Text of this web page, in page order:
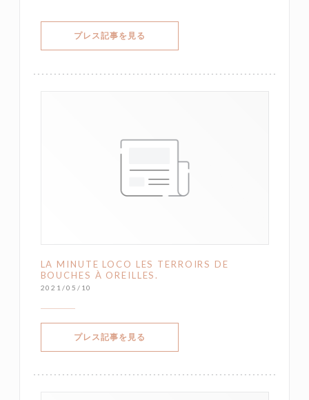
プレス記事を見る
LA MINUTE LOCO LES TERROIRS DE
BOUCHES À OREILLES.
2021/05/10
プレス記事を見る